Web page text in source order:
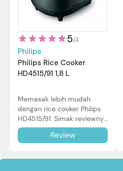
5/4
Philips
Philips Rice Cooker
HD4515/91 1,8 L
Memasak lebih mudah
dengan rice cooker Philips
HD4515/91. Simak reviewnya
di sini.
Review